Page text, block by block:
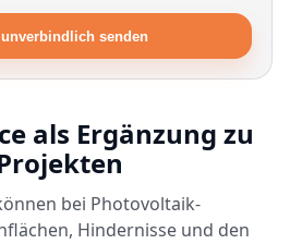
senden
als Ergänzung zu
bei Photovoltaik-
Hindernisse und den